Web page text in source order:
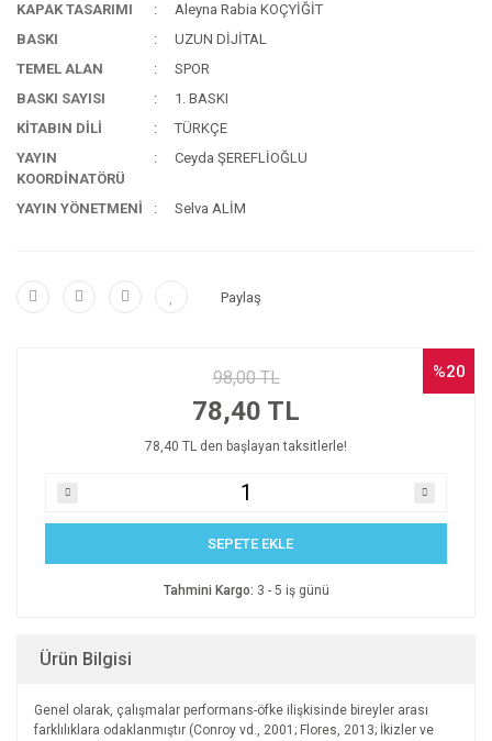
KAPAK TASARIMI
Aleyna Rabia KOÇYİĞİT
BASKI
UZUN DİJİTAL
TEMEL ALAN
SPOR
BASKI SAYISI
1. BASKI
KİTABIN DİLİ
TÜRKÇE
YAYIN
KOORDİNATÖRÜ
Ceyda ŞEREFLİOĞLU
YAYIN YÖNETMENİ Selva ALİM
Paylaş
%20
98,00 TL
78,40 TL
78,40 TL den başlayan taksitlerle!
SEPETE EKLE
Tahmini Kargo: 3 - 5 iş günü
Ürün Bilgisi
Genel olarak, çalışmalar performans-öfke ilişkisinde bireyler arası
farklılıklara odaklanmıştır (Conroy vd., 2001; Flores, 2013; İkizler ve